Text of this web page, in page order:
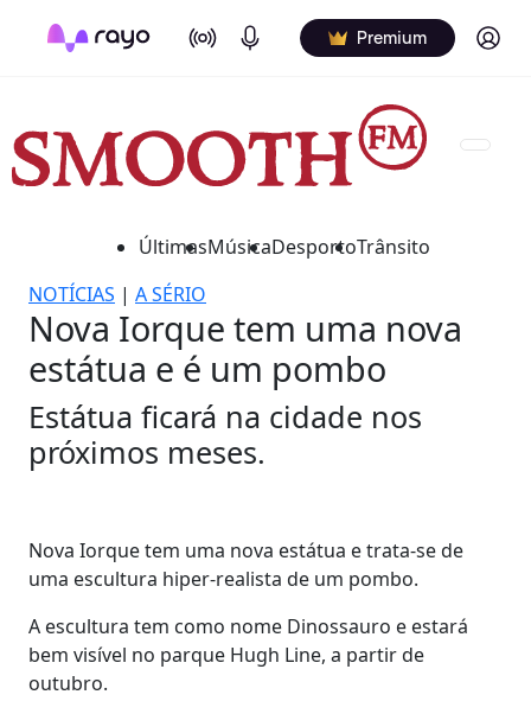
On Air Podcasts Premium Log in
ÚltimasMúsicaDesportoTrânsito
NOTÍCIAS | A SÉRIO
Nova Iorque tem uma nova
estátua e é um pombo
Estátua ficará na cidade nos
próximos meses.
Nova Iorque tem uma nova estátua e trata-se de
uma escultura hiper-realista de um pombo.
A escultura tem como nome Dinossauro e estará
bem visível no parque Hugh Line, a partir de
outubro.